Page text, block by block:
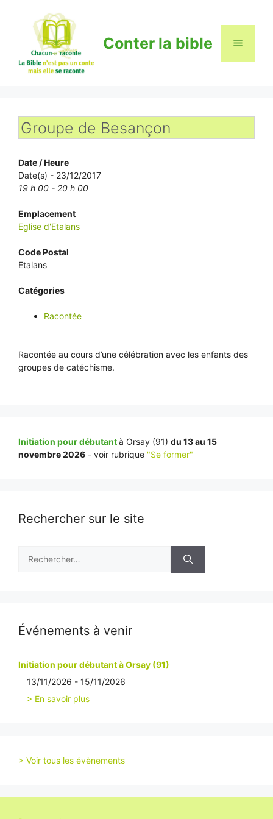
Conter la bible Menu
Groupe de Besançon
Date / Heure
Date(s) - 23/12/2017
19 h 00 - 20 h 00
Emplacement
Eglise d'Etalans
Code Postal
Etalans
Catégories
Racontée
Racontée au cours d’une célébration avec les enfants des
groupes de catéchisme.
Initiation pour débutantà Orsay (91) du 13 au 15
novembre 2026 - voir rubrique "Se former"
Rechercher sur le site
Événements à venir
Initiation pour débutant à Orsay (91)
13/11/2026 - 15/11/2026
> En savoir plus
> Voir tous les évènements